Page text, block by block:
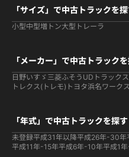
「サイズ」で中古トラックを
小型中型増トン大型 トレーラ
「メーカー」で中古トラック
日野いすゞ 三菱ふそう UDトラック
トレクス(トレモ) トヨタ浜名ワークス
「年式」で中古トラックを探す
未登録平成31年以降平成26年-30年
平成11年-15年平成6年-10年平成1